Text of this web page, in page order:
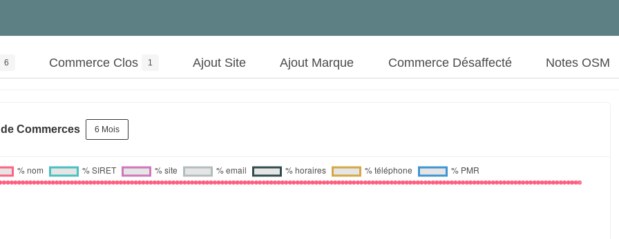
6 Commerce Clos 1 Ajout Site Ajout Marque Commerce Désaffecté Notes OSM
Commerces 6 Mois